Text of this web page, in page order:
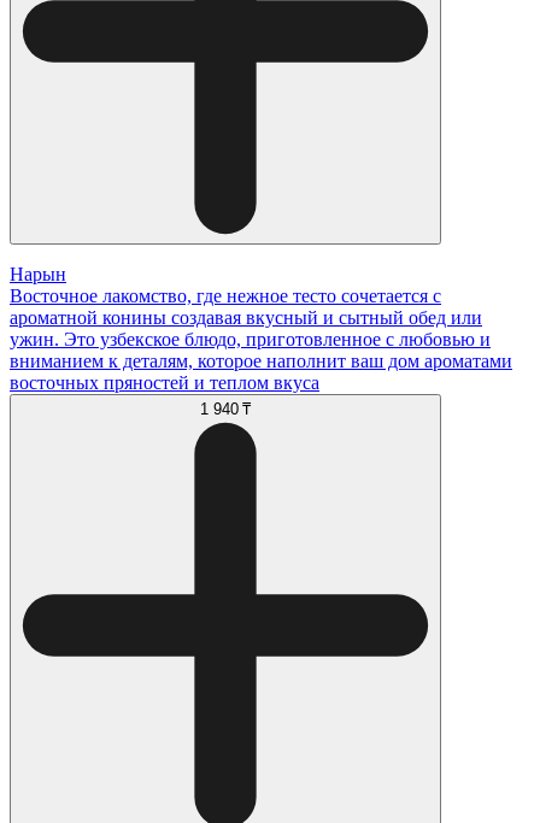
Нарын
Восточное лакомство, где нежное тесто сочетается с
ароматной конины создавая вкусный и сытный обед или
ужин. Это узбекское блюдо, приготовленное с любовью и
вниманием к деталям, которое наполнит ваш дом ароматами
восточных пряностей и теплом вкуса
1 940 ₸